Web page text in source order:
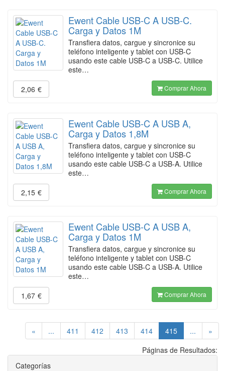
Ewent Cable USB-C A USB-C.
Carga y Datos 1M
Transfiera datos, cargue y sincronice su
teléfono inteligente y tablet con USB-C
usando este cable USB-C a USB-C. Utilice
este…
2,06 € Comprar Ahora
Ewent Cable USB-C A USB A,
Carga y Datos 1,8M
Transfiera datos, cargue y sincronice su
teléfono inteligente y tablet con USB-C
usando este cable USB-C a USB-A. Utilice
este…
2,15 € Comprar Ahora
Ewent Cable USB-C A USB A,
Carga y Datos 1M
Transfiera datos, cargue y sincronice su
teléfono inteligente y tablet con USB-C
usando este cable USB-C a USB-A. Utilice
este…
1,67 € Comprar Ahora
« ... 411 412 413 414 415(current)
...
»
Páginas de Resultados:
Categorías